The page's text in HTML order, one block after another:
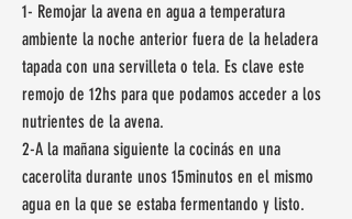
1- Remojar la avena en agua a temperatura
ambiente la noche anterior fuera de la heladera
tapada con una servilleta o tela. Es clave este
remojo de 12hs para que podamos acceder a los
nutrientes de la avena.
2-A la mañana siguiente la cocinás en una
cacerolita durante unos 15minutos en el mismo
agua en la que se estaba fermentando y listo.